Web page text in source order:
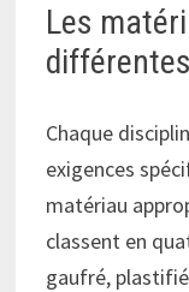
Les
Chaque
exigences
matériau
classent en
gaufré,